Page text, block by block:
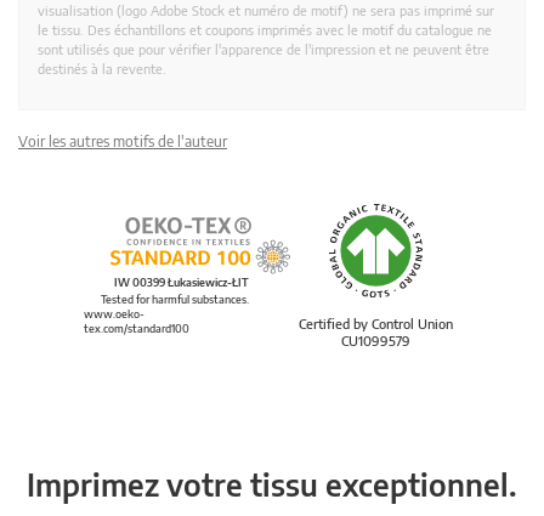
visualisation (logo Adobe Stock et numéro de motif) ne sera pas imprimé sur
le tissu. Des échantillons et coupons imprimés avec le motif du catalogue ne
sont utilisés que pour vérifier l'apparence de l'impression et ne peuvent être
destinés à la revente.
Voir les autres motifs de l'auteur
Certified by Control Union
CU1099579
IW 00399 Łukasiewicz-ŁIT
Tested for harmful substances.
www.oeko-
tex.com/standard100
Imprimez votre tissu exceptionnel.